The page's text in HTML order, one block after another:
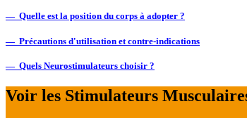
— Quelle est la position du corps à adopter ?
— Précautions d'utilisation et contre-indications
— Quels Neurostimulateurs choisir ?
Voir les Stimulateurs